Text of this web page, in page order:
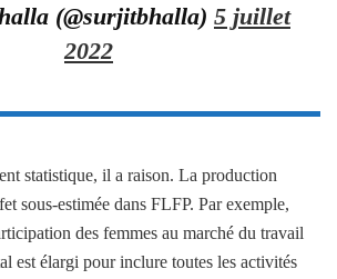
(@surjitbhalla) 5 juillet
2022
statistique, il a raison. La production
sous-estimée dans FLFP. Par exemple,
des femmes au marché du travail
est élargi pour inclure toutes les activités